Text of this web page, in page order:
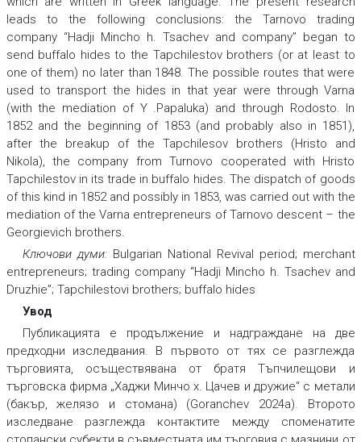
leads to the following conclusions: the Tarnovo trading
company “Hadji Mincho h. Tsachev and company” began to
send buffalo hides to the Tapchilestov brothers (or at least to
one of them) no later than 1848. The possible routes that were
used to transport the hides in that year were through Varna
(with the mediation of Y .Papaluka) and through Rodosto. In
1852 and the beginning of 1853 (and probably also in 1851),
after the breakup of the Tapchilesov brothers (Hristo and
Nikola), the company from Turnovo cooperated with Hristo
Tapchilestov in its trade in buffalo hides. The dispatch of goods
of this kind in 1852 and possibly in 1853, was carried out with the
mediation of the Varna entrepreneurs of Tarnovo descent – the
Georgievich brothers.
Ключови думи: Bulgarian National Revival period; merchant
entrepreneurs; trading company “Hadji Mincho h. Tsachev and
Druzhie”; Tapchilestovi brothers; buffalo hides
Увод
Публикацията е продължение и надграждане на две
предходни изследвания. В първото от тях се разглежда
търговията, осъществявана от братя Тъпчилещови и
търговска фирма „Хаджи Минчо х. Цачев и дружие“ с метали
(бакър, желязо и стомана) (Goranchev 2024a). Второто
изследване разглежда контактите между споменатите